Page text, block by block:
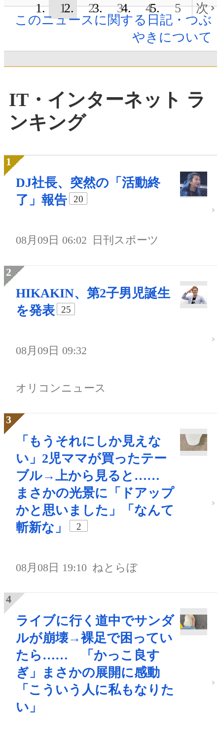
1 2 3 4 5
次
このニュースに関する日記・つぶ
やきについて
IT・インターネット ラ
ンキング
DJ社長、突然の「活動終
了」報告
20
08月09日 06:02 日刊スポーツ
HIKAKIN、第2子男児誕生
を発表
25
08月09日 09:32
オリコンニュース
「もうそれにしか見えな
い」2児ママが買ったテー
ブル→上から見ると……
まさかの光景に「ドアップ
かと思いました」「なんて
斬新な」
2
08月08日 19:10 ねとらぼ
ライブに行く道中でサンダ
ルが崩壊→裸足で困ってい
たら…… 「かっこ良す
ぎ」まさかの展開に感動
「こういう人に私もなりた
い」